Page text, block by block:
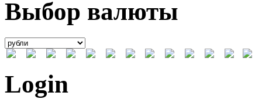
Выбор валюты
Login